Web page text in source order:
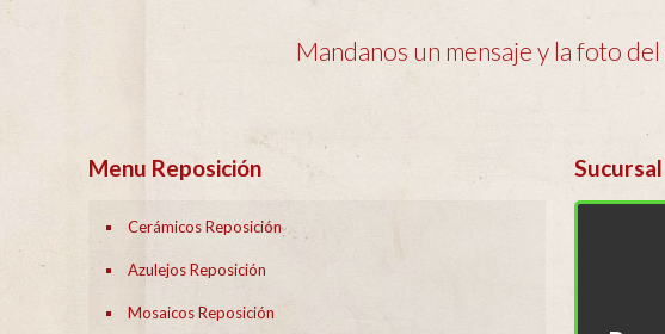
Mandanos un mensaje y la foto
Menu Reposición
Cerámicos Reposición
Azulejos Reposición
Mosaicos Reposición